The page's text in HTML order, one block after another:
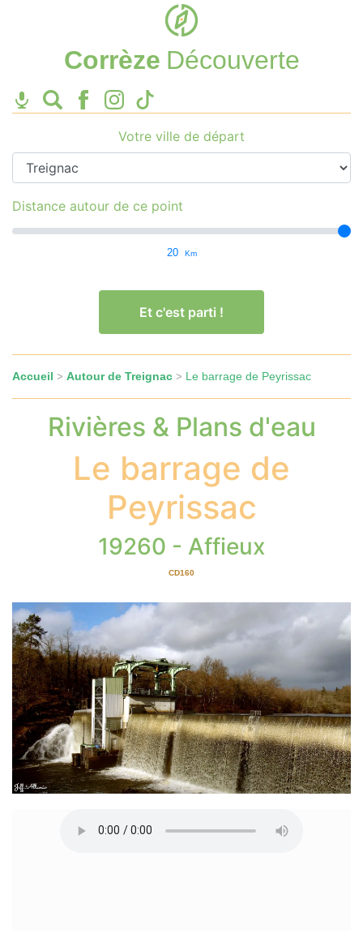
Corrèze Découverte
Votre ville de départ
Distance autour de ce point
20 Km
Et c'est parti !
Accueil > Autour de Treignac > Le barrage de Peyrissac
Rivières & Plans d'eau
Le barrage de
Peyrissac
19260 - Affieux
CD160